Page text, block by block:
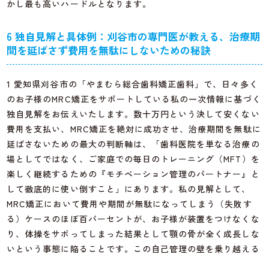
かし最も高いハードルとなります。
6 独自見解と具体例：刈谷市の専門医が教える、治療期
間を延ばさず費用を無駄にしないための秘訣
1 愛知県刈谷市の「やまむら総合歯科矯正歯科」で、日々多く
のお子様のMRC矯正をサポートしている私の一次情報に基づく
独自見解をお伝えいたします。数十万円という決して安くない
費用を支払い、MRC矯正を絶対に成功させ、治療期間を無駄に
延ばさないための最大の判断軸は、「歯科医院を単なる治療の
場としてではなく、ご家庭での毎日のトレーニング（MFT）を
楽しく継続するための『モチベーション管理のパートナー』と
して徹底的に使い倒すこと」にあります。私の見解として、
MRC矯正において費用や期間が無駄になってしまう（失敗す
る）ケースのほぼ百パーセントが、お子様が装置をつけなくな
り、体操をサボってしまった結果として顎の骨が全く成長しな
いという事態に陥ることです。この自己管理の壁を乗り越える